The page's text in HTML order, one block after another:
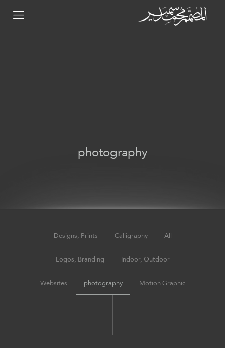
photography
All
Calligraphy
Designs, Prints
Indoor, Outdoor
Logos, Branding
Motion Graphic
photography
Websites